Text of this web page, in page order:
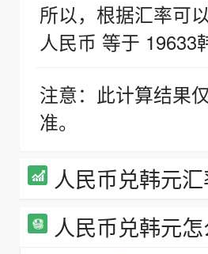
所以，根据汇率可
人民币 等于 19633
注意：此计算结果
准。
人民币兑韩元
人民币兑韩元